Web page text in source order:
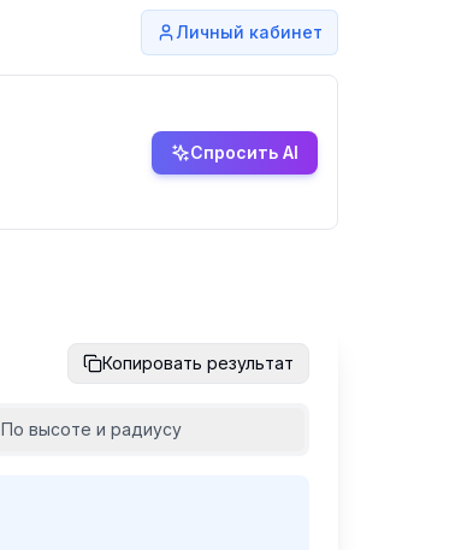
Личный кабинет
Спросить AI
Копировать результат
По высоте и радиусу